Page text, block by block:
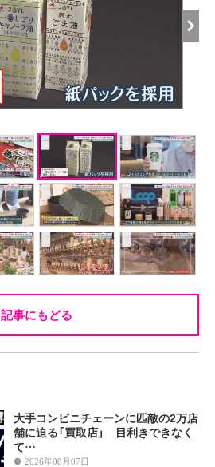
記事にもどる
大手コンビニチェーンに匹敵の2万店
舗に迫る「買取店」 目利きできなく
て…
2026年08月07日